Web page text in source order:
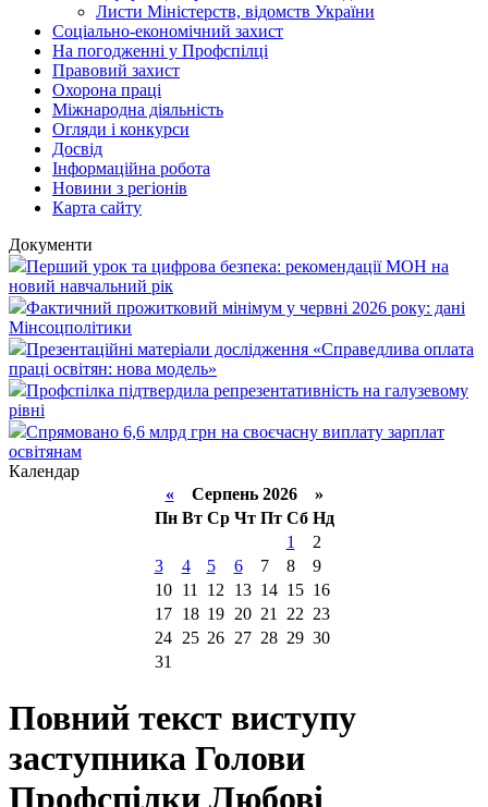
Листи Міністерств, відомств України
Соціально-економічний захист
На погодженні у Профспілці
Правовий захист
Охорона праці
Міжнародна діяльність
Огляди і конкурси
Досвід
Інформаційна робота
Новини з регіонів
Карта сайту
Документи
Перший урок та цифрова безпека: рекомендації МОН на
новий навчальний рік
Фактичний прожитковий мінімум у червні 2026 року: дані
Мінсоцполітики
Презентаційні матеріали дослідження «Справедлива оплата
праці освітян: нова модель»
Профспілка підтвердила репрезентативність на галузевому
рівні
Спрямовано 6,6 млрд грн на своєчасну виплату зарплат
освітянам
Календар
«Серпень 2026 »
Пн Вт Ср Чт Пт Сб Нд
1
2
3
4 5 6 7 8
9
10
11 12 13 14 15 16
17
18 19 20 21 22 23
24
25 26 27 28 29 30
31
Повний текст виступу
заступника Голови
Профспілки Любові